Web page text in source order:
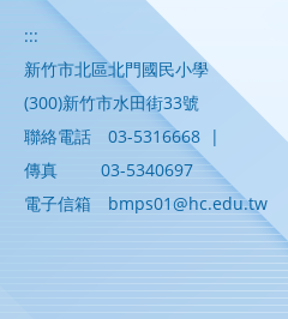
:::
新竹市北區北門國民小學
(300)新竹市水田街33號
聯絡電話
03-5316668 |
傳真
03-5340697
電子信箱
bmps01@hc.edu.tw